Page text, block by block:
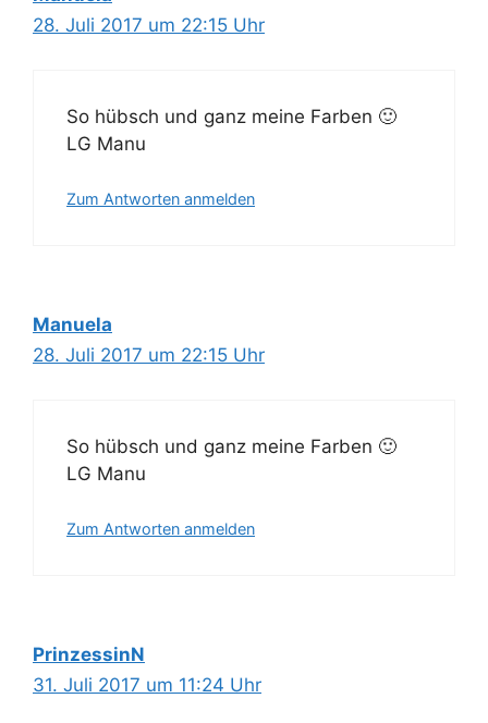
28. Juli 2017 um 22:15 Uhr
So hübsch und ganz meine Farben 🙂
LG Manu
Zum Antworten anmelden
Manuela
28. Juli 2017 um 22:15 Uhr
So hübsch und ganz meine Farben 🙂
LG Manu
Zum Antworten anmelden
PrinzessinN
31. Juli 2017 um 11:24 Uhr